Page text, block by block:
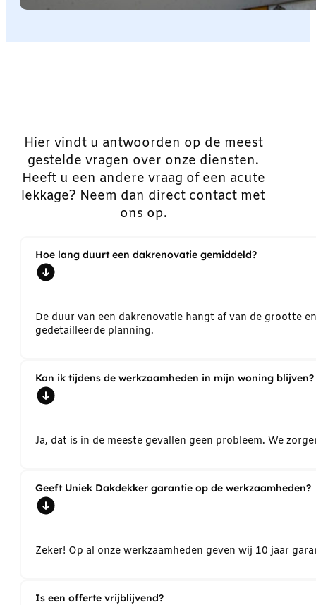
Hier vindt u antwoorden op de meest
gestelde vragen over onze diensten.
Heeft u een andere vraag of een acute
lekkage? Neem dan direct contact met
ons op.
Hoe lang duurt een dakrenovatie gemiddeld?
De duur van een dakrenovatie hangt af van de grootte
gedetailleerde planning.
Kan ik tijdens de werkzaamheden in mijn woning blijven?
Ja, dat is in de meeste gevallen geen probleem. We
Geeft Uniek Dakdekker garantie op de werkzaamheden?
Zeker! Op al onze werkzaamheden geven wij 10 jaar
Is een offerte vrijblijvend?